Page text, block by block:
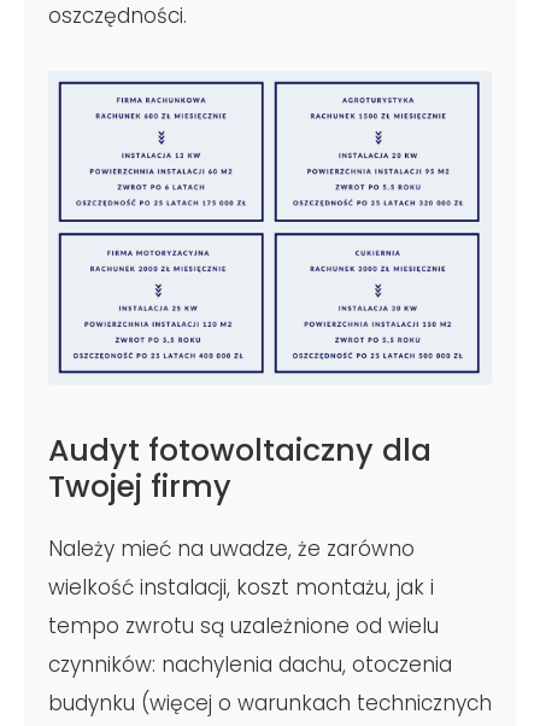
oszczędności.
Audyt fotowoltaiczny dla
Twojej firmy
Należy mieć na uwadze, że zarówno
wielkość instalacji, koszt montażu, jak i
tempo zwrotu są uzależnione od wielu
czynników: nachylenia dachu, otoczenia
budynku (więcej o warunkach technicznych